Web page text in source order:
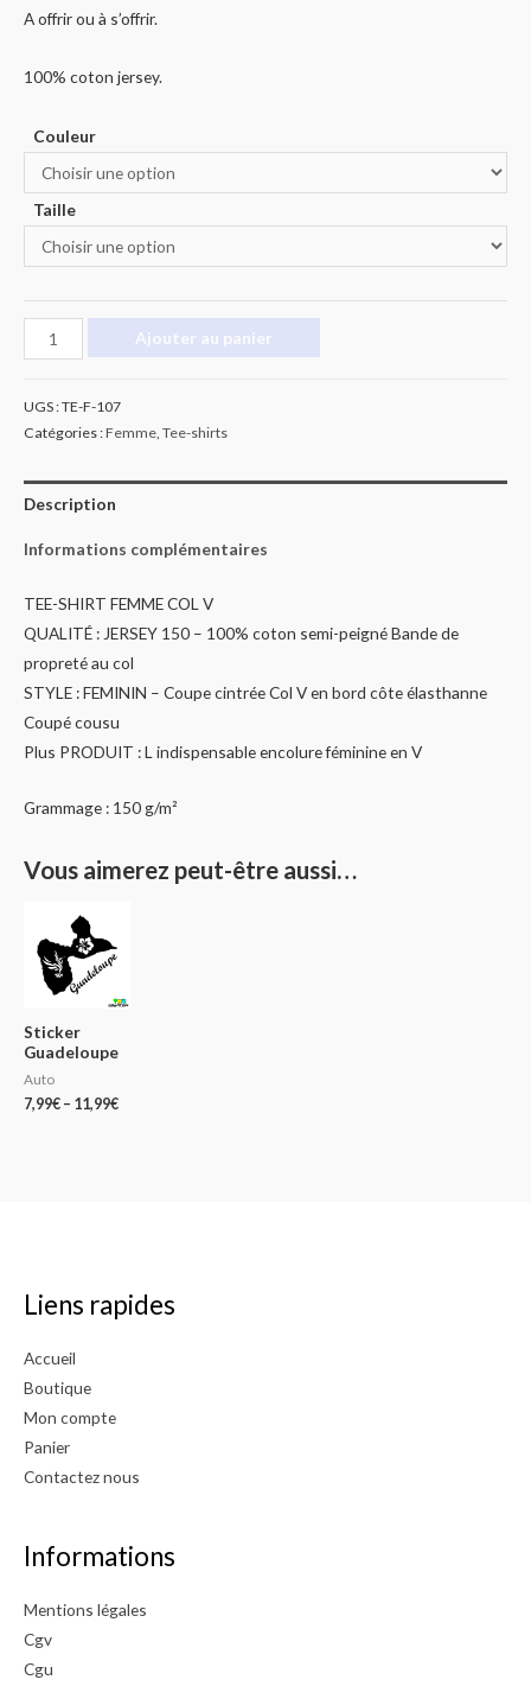
A offrir ou à s’offrir.
100% coton jersey.
Couleur
Taille
quantité
de
Ajouter au panier
UGS :TE-F-107
Catégories :Femme, Tee-shirts
Description
Informations complémentaires
TEE-SHIRT FEMME COL V
QUALITÉ : JERSEY 150 – 100% coton semi-peigné Bande de
propreté au col
STYLE : FEMININ – Coupe cintrée Col V en bord côte élasthanne
Coupé cousu
Plus PRODUIT : L indispensable encolure féminine en V
Grammage : 150 g/m²
Vous aimerez peut-être aussi…
Sticker
Guadeloupe
Auto
7,99€ – 11,99€
Liens rapides
Accueil
Boutique
Mon compte
Panier
Contactez nous
Informations
Mentions légales
Cgv
Cgu